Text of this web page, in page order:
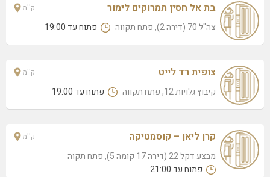
בת אל חסין תמרוקים לימור
צה"ל 70 (דירה 2), פתח תקווה פתוח עד 19:00
ק''מ
צופית רד לייט
קיבוץ גלויות 12, פתח תקווה פתוח עד 19:00
ק''מ
קרן ליאן – קוסמטיקה
מבצע דקל 22 (דירה 17 קומה 5), פתח תקוה
פתוח עד 21:00
ק''מ